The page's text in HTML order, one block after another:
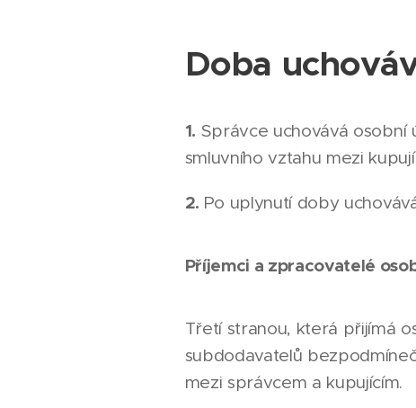
Doba
1. Správce uchovává
smluvního vztahu mezi
2. Po uplynutí doby
Příjemci a zpracovatelé
Třetí stranou, která přijímá
subdodavatelů
mezi správcem a kupujícím.